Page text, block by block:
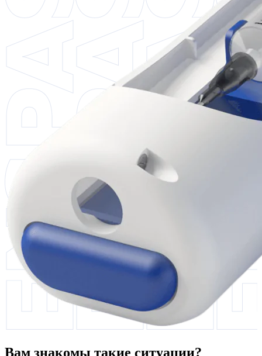
Вам знакомы такие ситуации?